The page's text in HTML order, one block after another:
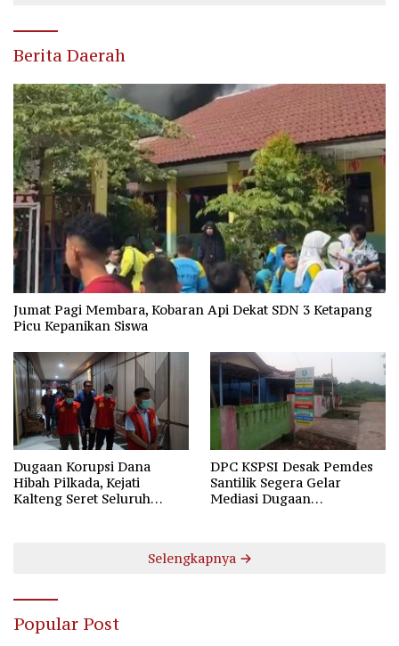
Berita Daerah
Jumat Pagi Membara, Kobaran Api Dekat SDN 3 Ketapang
Picu Kepanikan Siswa
Dugaan Korupsi Dana
Hibah Pilkada, Kejati
Kalteng Seret Seluruh
DPC KSPSI Desak Pemdes
Santilik Segera Gelar
Mediasi Dugaan
Selengkapnya
Popular Post